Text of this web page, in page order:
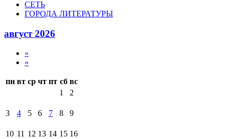
СЕТЬ
ГОРОДА ЛИТЕРАТУРЫ
август 2026
«
»
пн вт ср чт пт сб вс
1
2
3 4 5 6 7 8 9
10 11 12 13 14 15 16